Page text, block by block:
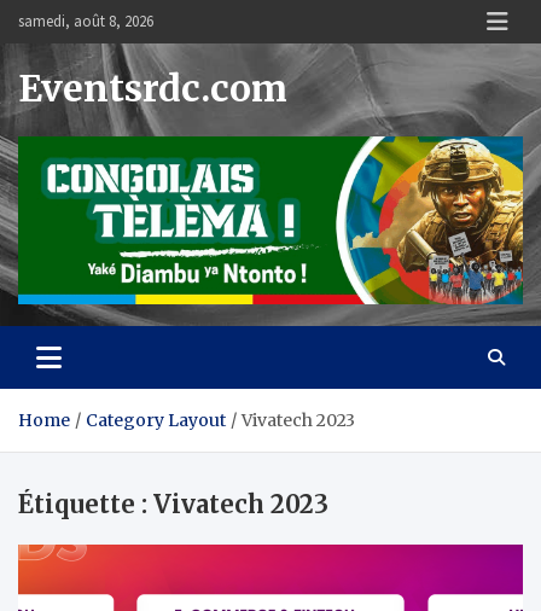
content
samedi, août 8, 2026
Eventsrdc.com
Home Category Layout Vivatech 2023
Étiquette : Vivatech 2023